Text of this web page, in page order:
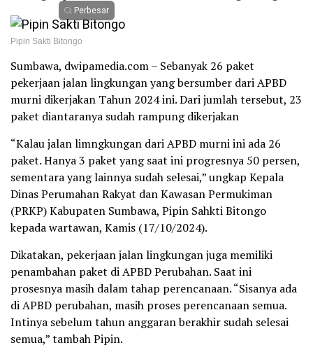
Perbesar
Pipin Sakti Bitongo
Sumbawa, dwipamedia.com – Sebanyak 26 paket
pekerjaan jalan lingkungan yang bersumber dari APBD
murni dikerjakan Tahun 2024 ini. Dari jumlah tersebut, 23
paket diantaranya sudah rampung dikerjakan
“Kalau jalan limngkungan dari APBD murni ini ada 26
paket. Hanya 3 paket yang saat ini progresnya 50 persen,
sementara yang lainnya sudah selesai,” ungkap Kepala
Dinas Perumahan Rakyat dan Kawasan Permukiman
(PRKP) Kabupaten Sumbawa, Pipin Sahkti Bitongo
kepada wartawan, Kamis (17/10/2024).
Dikatakan, pekerjaan jalan lingkungan juga memiliki
penambahan paket di APBD Perubahan. Saat ini
prosesnya masih dalam tahap perencanaan. “Sisanya ada
di APBD perubahan, masih proses perencanaan semua.
Intinya sebelum tahun anggaran berakhir sudah selesai
semua,” tambah Pipin.